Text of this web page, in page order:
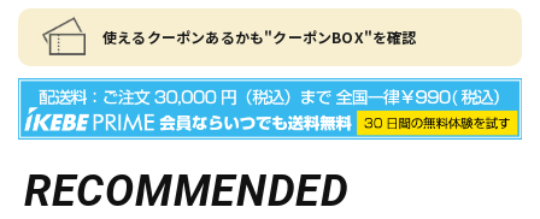
使えるクーポンあるかも"クーポンBOX"を確認
RECOMMENDED